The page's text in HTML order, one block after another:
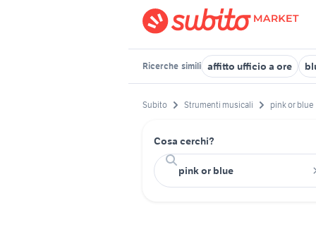
Ricerche simili affitto ufficio a ore
Subito Strumenti musicali pink or blue
Cosa cerchi?